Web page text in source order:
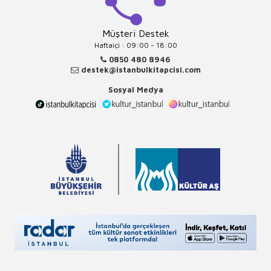
Müşteri Destek
Haftaiçi : 09:00 - 18:00
0850 480 8946
destek@istanbulkitapcisi.com
Sosyal Medya